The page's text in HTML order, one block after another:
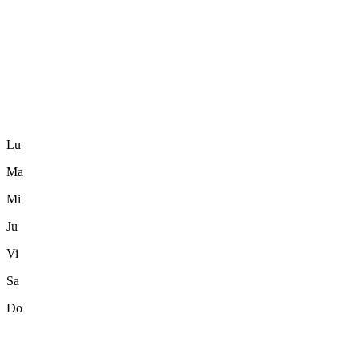
Lu
Ma
Mi
Ju
Vi
Sa
Do